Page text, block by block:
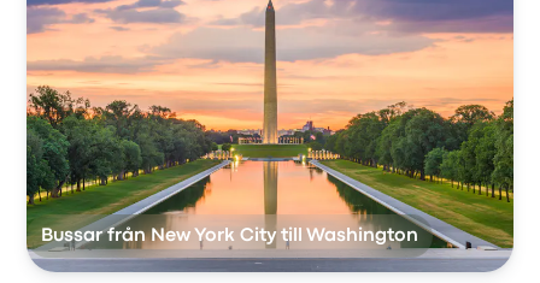
Bussar från New York City till Washington